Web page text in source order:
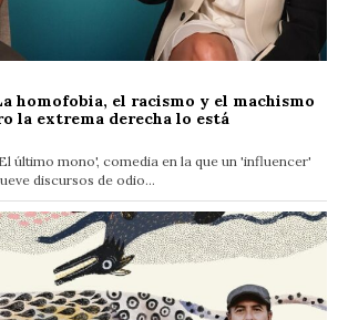
homofobia, el racismo y el machismo
la extrema derecha lo está
último mono', comedia en la que un 'influencer'
discursos de odio…